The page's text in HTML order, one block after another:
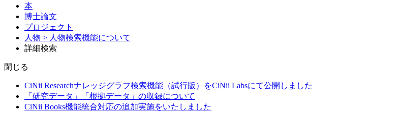
本
博士論文
プロジェクト
人物 > 人物検索機能について
詳細検索
閉じる
CiNii Researchナレッジグラフ検索機能（試行版）をCiNii Labsにて公開しました
「研究データ」「根拠データ」の収録について
CiNii Books機能統合対応の追加実施をいたしました